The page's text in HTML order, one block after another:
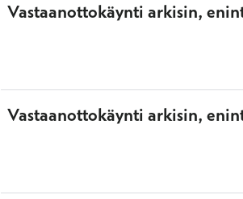
Vastaanottokäynti arkisin,
Vastaanottokäynti arkisin,